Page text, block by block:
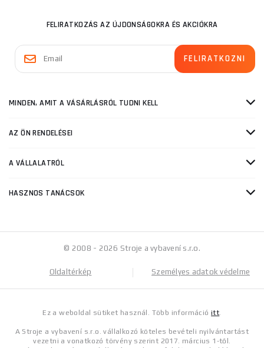
FELIRATKOZÁS AZ ÚJDONSÁGOKRA ÉS AKCIÓKRA
MINDEN, AMIT A VÁSÁRLÁSRÓL TUDNI KELL
AZ ÖN RENDELÉSEI
A VÁLLALATRÓL
HASZNOS TANÁCSOK
© 2008 - 2026 Stroje a vybavení s.r.o.
Oldaltérkép Személyes adatok védelme
Ez a weboldal sütiket használ. Több információitt.
A Stroje a vybavení s.r.o. vállalkozó köteles bevételi nyilvántartást
vezetni a vonatkozó törvény szerint 2017. március 1-től.